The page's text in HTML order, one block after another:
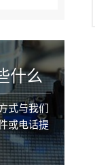
什么
式与我们
或电话提